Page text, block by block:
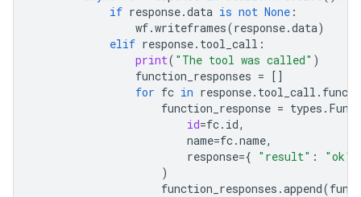
if response.data is not None :
wf.writeframes(response.data)
elif response. tool_call :
print( "The tool was called" )
function_responses = []
for fc in response. tool_call .
function_response = types .
id=fc. id,
name=fc.name,
response={ "result" : "ok"
)
function_responses .append(